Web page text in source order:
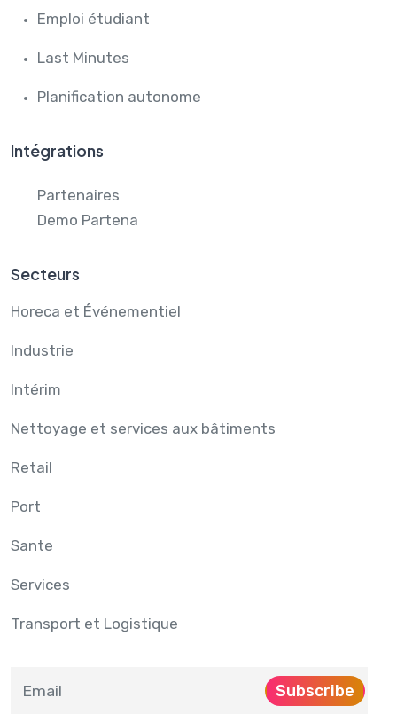
Emploi étudiant
Last Minutes
Planification autonome
Intégrations
Partenaires
Demo Partena
Secteurs
Horeca et Événementiel
Industrie
Intérim
Nettoyage et services aux bâtiments
Retail
Port
Sante
Services
Transport et Logistique
Subscribe